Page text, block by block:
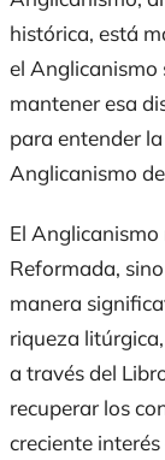
histórica, está
el Anglicanismo
mantener esa
para entender
Anglicanismo
El Anglicanismo
Reformada,
manera
riqueza
a través del
recuperar los
creciente